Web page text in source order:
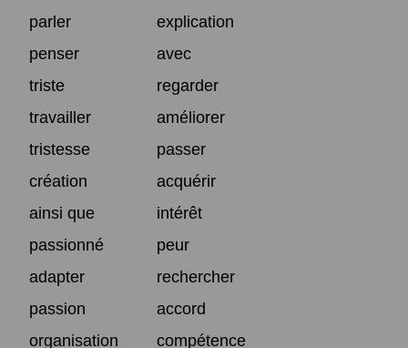
parler
explication
penser
avec
triste
regarder
travailler
améliorer
tristesse
passer
création
acquérir
ainsi que
intérêt
passionné
peur
adapter
rechercher
passion
accord
organisation
compétence